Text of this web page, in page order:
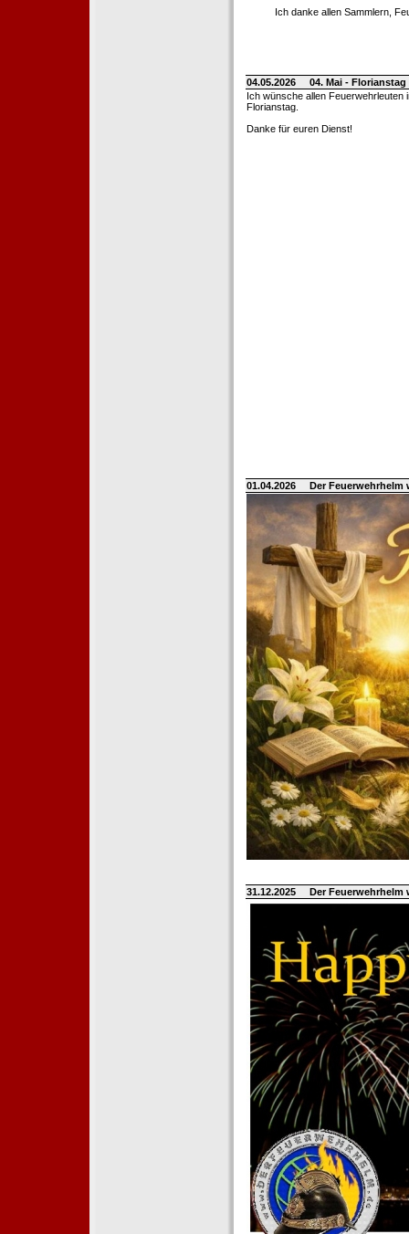
Ich danke allen Sammlern,
04.05.2026
04. Mai -
Ich wünsche allen Feuerwehrleuten
Florianstag.
Danke für euren Dienst!
01.04.2026 Der
31.12.2025 Der